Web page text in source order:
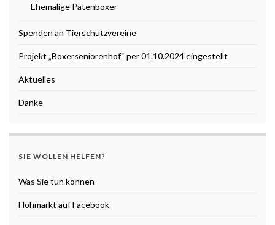
Ehemalige Patenboxer
Spenden an Tierschutzvereine
Projekt „Boxerseniorenhof“ per 01.10.2024 eingestellt
Aktuelles
Danke
SIE WOLLEN HELFEN?
Was Sie tun können
Flohmarkt auf Facebook